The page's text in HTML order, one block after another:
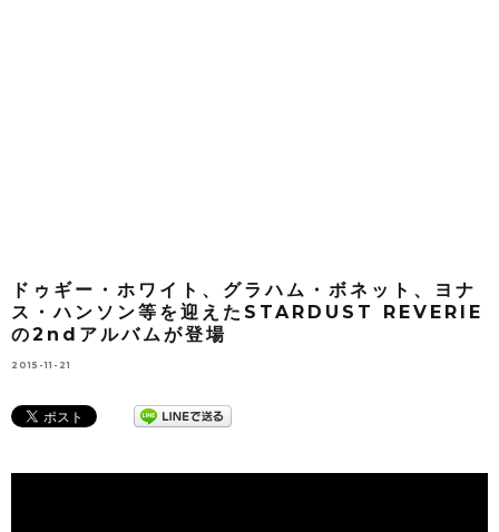
ドゥギー・ホワイト、グラハム・ボネット、ヨナ
ス・ハンソン等を迎えたSTARDUST REVERIE
の2ndアルバムが登場
2015-11-21